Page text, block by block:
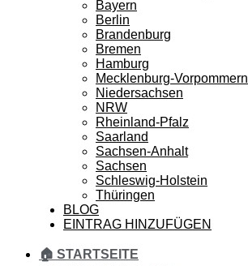
Bayern
Berlin
Brandenburg
Bremen
Hamburg
Mecklenburg-Vorpommern
Niedersachsen
NRW
Rheinland-Pfalz
Saarland
Sachsen-Anhalt
Sachsen
Schleswig-Holstein
Thüringen
BLOG
EINTRAG HINZUFÜGEN
🏠 STARTSEITE